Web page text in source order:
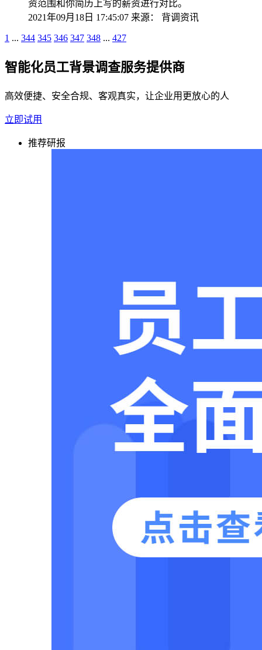
资范围和你简历上写的薪资进行对比。
2021年09月18日 17:45:07 来源： 背调资讯
1 ... 344 345 346 347 348 ... 427
智能化员工背景调查服务提供商
高效便捷、安全合规、客观真实，让企业用更放心的人
立即试用
推荐研报